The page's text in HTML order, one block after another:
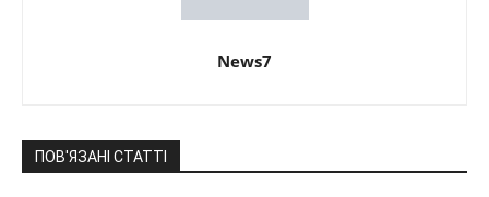
News7
ПОВ'ЯЗАНІ СТАТТІ